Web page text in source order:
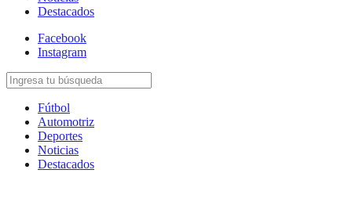
Destacados
Facebook
Instagram
Fútbol
Automotriz
Deportes
Noticias
Destacados